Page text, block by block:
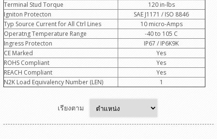
Terminal Stud Torque
120 in-lbs
Igniton Protecton
SAE J1171 / ISO 8846
Typ Source Current for All Ctrl Lines
10 micro-Amps
Operatng Temperature Range
-40 to 105 C
Ingress Protecton
IP67 / IP6K9K
CE Marked
Yes
ROHS Compliant
Yes
REACH Compliant
Yes
N2K Load Equivalency Number (LEN)
1
เรียงตาม